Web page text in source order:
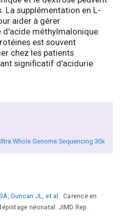
La supplémentation en L-
aider à gérer
méthylmalonique.
est souvent
chez les patients
significatif d'acidurie
Whole Genome Sequencing 30x
Duncan JL, et al. Carence en
néonatal. JIMD Rep.